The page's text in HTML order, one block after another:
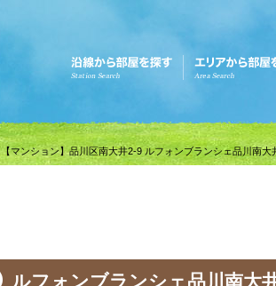
【マンション】品川区南大井2-9 ルフォンブランシェ品川南大
ルフォンブランシェ品川南大